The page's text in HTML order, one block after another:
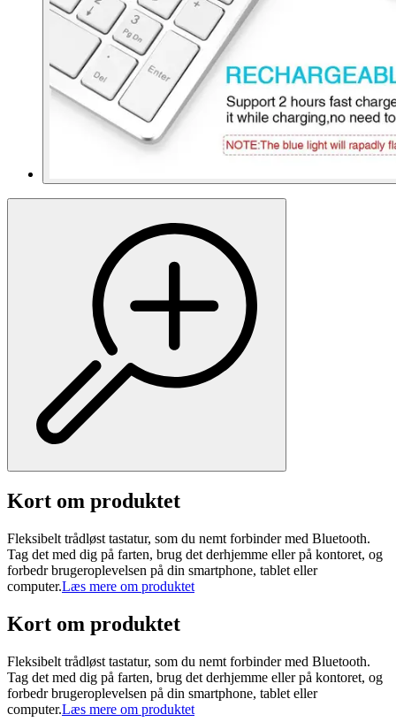
Kort om produktet
Fleksibelt trådløst tastatur, som du nemt forbinder med Bluetooth.
Tag det med dig på farten, brug det derhjemme eller på kontoret, og
forbedr brugeroplevelsen på din smartphone, tablet eller
computer.Læs mere om produktet
Kort om produktet
Fleksibelt trådløst tastatur, som du nemt forbinder med Bluetooth.
Tag det med dig på farten, brug det derhjemme eller på kontoret, og
forbedr brugeroplevelsen på din smartphone, tablet eller
computer.Læs mere om produktet